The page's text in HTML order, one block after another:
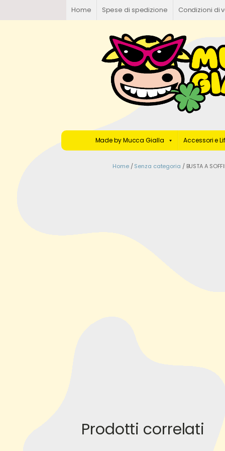
Home Spese di spedizione Condizioni di
Made by Mucca Gialla Accessori e
Home/Senza categoria / BUSTA A
Prodotti correlati